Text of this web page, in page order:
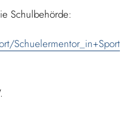
Schulbehörde:
Schuelermentor_in+Sport